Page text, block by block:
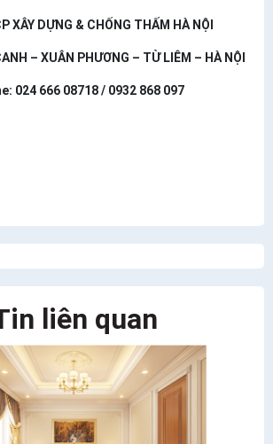
XÂY DỰNG & CHỐNG THẤM HÀ NỘI
– XUÂN PHƯƠNG – TỪ LIÊM – HÀ NỘI
024 666 08718 / 0932 868 097
liên quan